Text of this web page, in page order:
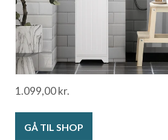
1.099,00kr.
GÅ TIL SHOP